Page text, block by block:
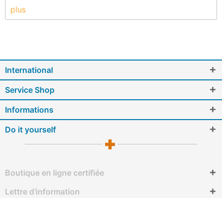
plus
International
Service Shop
Informations
Do it yourself
Boutique en ligne certifiée
Lettre d'information